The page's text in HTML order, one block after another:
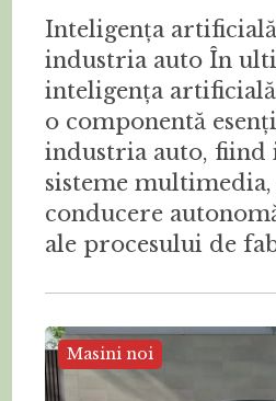
Inteligența
industria auto În
inteligența
o componentă
industria auto, fiind
sisteme
conducere
ale procesului de
Masini noi